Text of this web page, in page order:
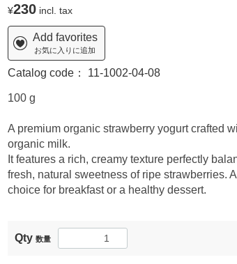
¥230incl. tax
Add favorites
お気に入りに追加
Catalog code： 11-1002-04-08
100 g
A premium organic strawberry yogurt crafted
organic milk.
It features a rich, creamy texture perfectly
fresh, natural sweetness of ripe strawberries.
choice for breakfast or a healthy dessert.
Qty 数量